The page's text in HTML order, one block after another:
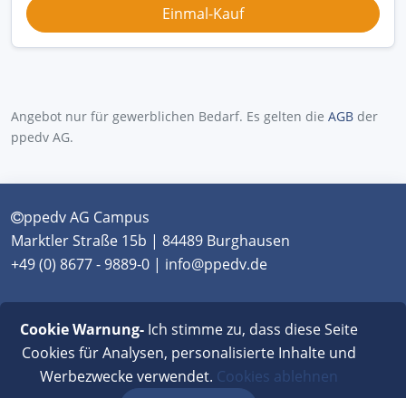
Angebot nur für gewerblichen Bedarf. Es gelten die AGB der
ppedv AG.
ppedv AG Campus
Marktler Straße 15b | 84489 Burghausen
+49 (0) 8677 - 9889-0 | info@ppedv.de
Classroom
|Impressum|Datenschutz|FAQ
Cookie Warnung-Ich stimme zu, dass diese Seite
Cookies für Analysen, personalisierte Inhalte und
Werbezwecke verwendet. Cookies ablehnen